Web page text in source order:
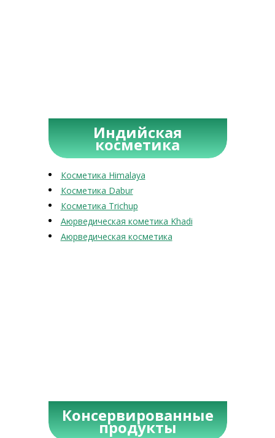
Индийская
косметика
Косметика Himalaya
Косметика Dabur
Косметика Trichup
Аюрведическая кометика Khadi
Аюрведическая косметика
Консервированные
продукты